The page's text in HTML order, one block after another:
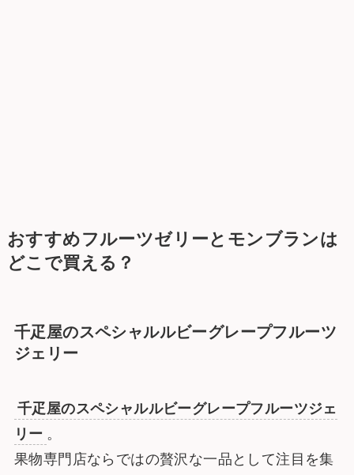
おすすめフルーツゼリーとモンブランは
どこで買える？
千疋屋のスペシャルルビーグレープフルーツ
ジェリー
千疋屋のスペシャルルビーグレープフルーツジェ
リー 。
果物専門店ならではの贅沢な一品として注目を集